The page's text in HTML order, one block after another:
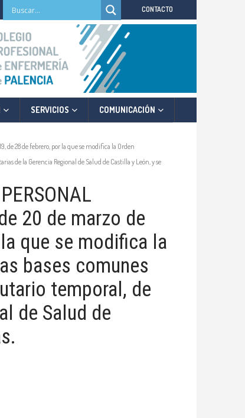
CONTACTO
SERVICIOS COMUNICACIÓN
de 28 de febrero, por la que se modifica la Orden
de la Gerencia Regional de Salud de Castilla y León, y se
20 de marzo de
que se modifica la
bases comunes
temporal, de
de Salud de